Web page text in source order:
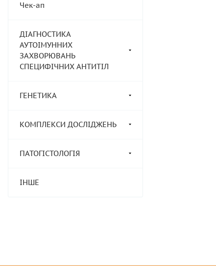
Чек-ап
ДІАГНОСТИКА
АУТОІМУННИХ
ЗАХВОРЮВАНЬ
СПЕЦИФІЧНИХ АНТИТІЛ
ГЕНЕТИКА
КОМПЛЕКСИ ДОСЛІДЖЕНЬ
ПАТОГІСТОЛОГІЯ
ІНШЕ